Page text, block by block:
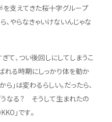
支えてきた桜十字グループ
、やらなきゃいけないんじゃな
ぎて、つい後回しにしてしまうこ
れる時期にしっかり体を動か
」は変わるらしい。だったら、
なる？ そうして生まれたの
」です。